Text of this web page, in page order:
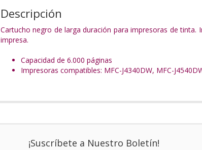
Descripción
Cartucho negro de larga duración para impresoras de
impresa.
Capacidad de 6.000 páginas
Impresoras compatibles: MFC-J4340DW, MFC-
¡Suscríbete a Nuestro Boletín!